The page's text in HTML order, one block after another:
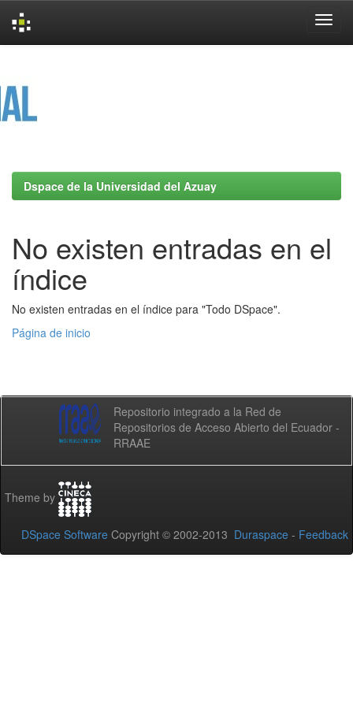
Dspace de la Universidad del Azuay
No existen entradas en el
índice
No existen entradas en el índice para "Todo DSpace".
Página de inicio
Repositorio integrado a la Red de
Repositorios de Acceso Abierto del Ecuador -
RRAAE
Theme by
DSpace Software Copyright © 2002-2013 Duraspace - Feedback